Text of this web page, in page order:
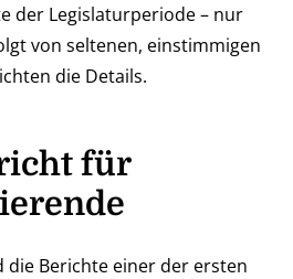
der Legislaturperiode – nur
von seltenen, einstimmigen
die Details.
für
die Berichte einer der ersten